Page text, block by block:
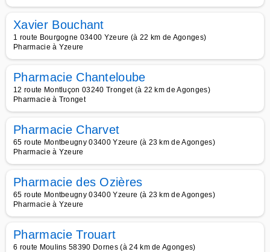
Xavier Bouchant
1 route Bourgogne 03400 Yzeure (à 22 km de Agonges)
Pharmacie à Yzeure
Pharmacie Chanteloube
12 route Montluçon 03240 Tronget (à 22 km de Agonges)
Pharmacie à Tronget
Pharmacie Charvet
65 route Montbeugny 03400 Yzeure (à 23 km de Agonges)
Pharmacie à Yzeure
Pharmacie des Ozières
65 route Montbeugny 03400 Yzeure (à 23 km de Agonges)
Pharmacie à Yzeure
Pharmacie Trouart
6 route Moulins 58390 Dornes (à 24 km de Agonges)